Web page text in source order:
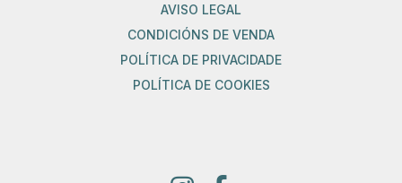
AVISO LEGAL
CONDICIÓNS DE VENDA
POLÍTICA DE PRIVACIDADE
POLÍTICA DE COOKIES